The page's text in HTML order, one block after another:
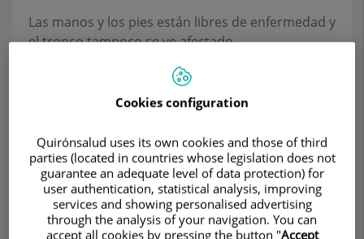
Las manos y los pies están libres de enfermedad y
el tronco tampoco se ve afectado.
Cookies configuration
Quirónsalud uses its own cookies and those of third
parties (located in countries whose legislation does not
guarantee an adequate level of data protection) for
user authentication, statistical analysis, improving
services and showing personalised advertising
through the analysis of your navigation. You can
accept all cookies by pressing the button "Accept